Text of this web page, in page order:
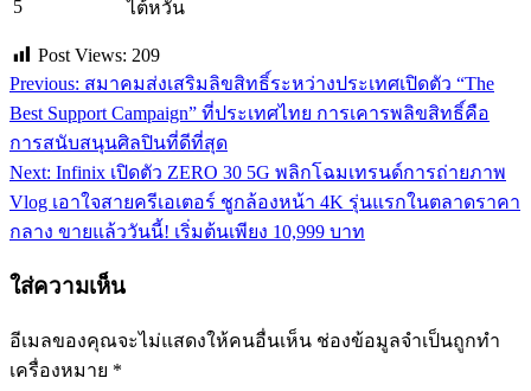
5
ไต้หวัน
Post Views: 209
แนะแนว
เรื่อง
Previous: สมาคมส่งเสริมลิขสิทธิ์ระหว่างประเทศเปิดตัว “The
Best Support Campaign” ที่ประเทศไทย การเคารพลิขสิทธิ์คือ
การสนับสนุนศิลปินที่ดีที่สุด
Next: Infinix เปิดตัว ZERO 30 5G พลิกโฉมเทรนด์การถ่ายภาพ
Vlog เอาใจสายครีเอเตอร์ ชูกล้องหน้า 4K รุ่นแรกในตลาดราคา
กลาง ขายแล้ววันนี้! เริ่มต้นเพียง 10,999 บาท
ใส่ความเห็น
อีเมลของคุณจะไม่แสดงให้คนอื่นเห็น ช่องข้อมูลจำเป็นถูกทำ
เครื่องหมาย *